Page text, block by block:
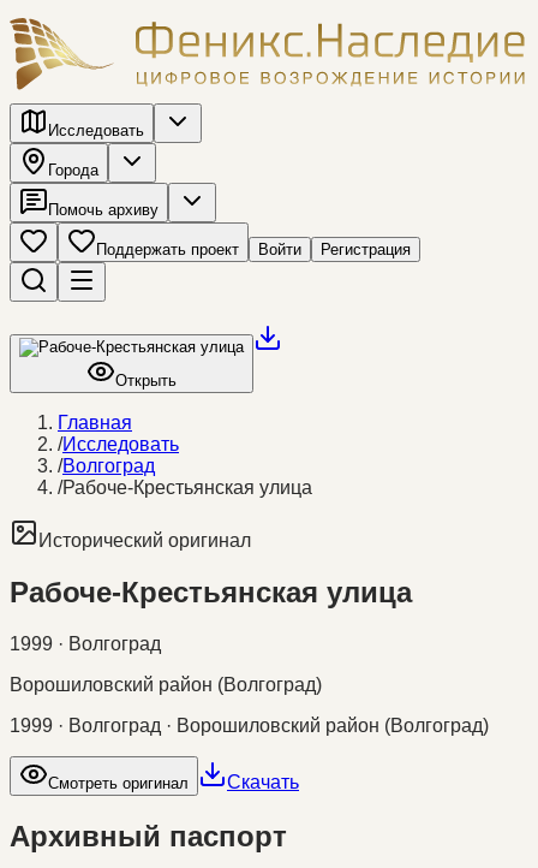
Исследовать
Города
Помочь архиву
Поддержать проект Войти Регистрация
Открыть
Главная
/Исследовать
/Волгоград
/Рабоче-Крестьянская улица
Исторический оригинал
Рабоче-Крестьянская улица
1999 · Волгоград
Ворошиловский район (Волгоград)
1999 · Волгоград · Ворошиловский район (Волгоград)
Смотреть оригинал Скачать
Архивный паспорт